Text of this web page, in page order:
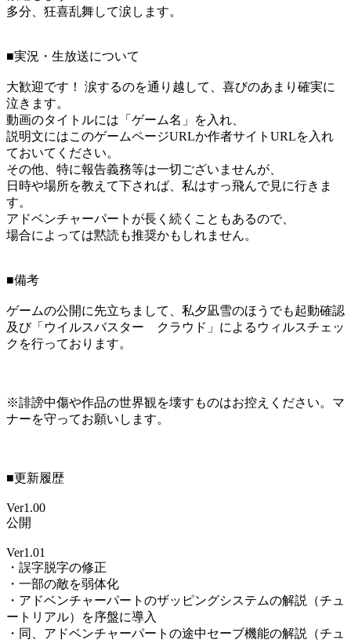
多分、狂喜乱舞して涙します。
■実況・生放送について
大歓迎です！ 涙するのを通り越して、喜びのあまり確実に
泣きます。
動画のタイトルには「ゲーム名」を入れ、
説明文にはこのゲームページURLか作者サイトURLを入れ
ておいてください。
その他、特に報告義務等は一切ございませんが、
日時や場所を教えて下されば、私はすっ飛んで見に行きま
す。
アドベンチャーパートが長く続くこともあるので、
場合によっては黙読も推奨かもしれません。
■備考
ゲームの公開に先立ちまして、私夕凪雪のほうでも起動確認
及び「ウイルスバスター クラウド」によるウィルスチェッ
クを行っております。
※誹謗中傷や作品の世界観を壊すものはお控えください。マ
ナーを守ってお願いします。
■更新履歴
Ver1.00
公開
Ver1.01
・誤字脱字の修正
・一部の敵を弱体化
・アドベンチャーパートのザッピングシステムの解説（チュ
ートリアル）を序盤に導入
・同、アドベンチャーパートの途中セーブ機能の解説（チュ